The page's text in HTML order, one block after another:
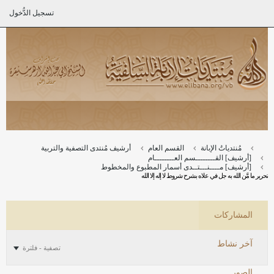
تسجيل الدُّخول
مُنتدياتُ الإبانة القسم العام
أرشيف مُنتدى التصفية والتربية
[أرشيف] القــــــــسم العــــــــام
[أرشيف] مــــنـــتــدى أسمار المطبوع والمخطوط
تحرير ما مَّن الله به جل في علاه بشرح شروط لا إله إلا الله
المشاركات
آخر نشاط تصفية - فلترة